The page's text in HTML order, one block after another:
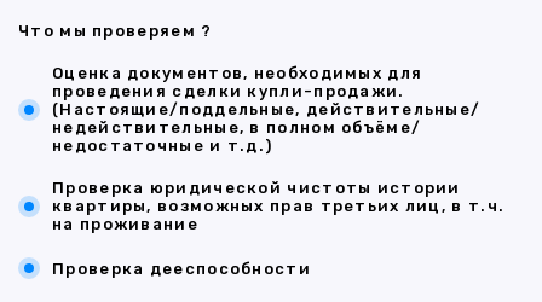
Что мы проверяем ?
Оценка документов, необходимых для
проведения сделки купли-продажи.
(Настоящие/поддельные, действительные/
недействительные, в полном объёме/
недостаточные и т.д.)
Проверка юридической чистоты истории
квартиры, возможных прав третьих лиц, в т.ч.
на проживание
Проверка дееспособности